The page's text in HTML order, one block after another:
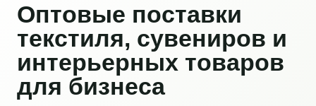
Оптовые поставки
текстиля, сувениров и
интерьерных товаров
для бизнеса